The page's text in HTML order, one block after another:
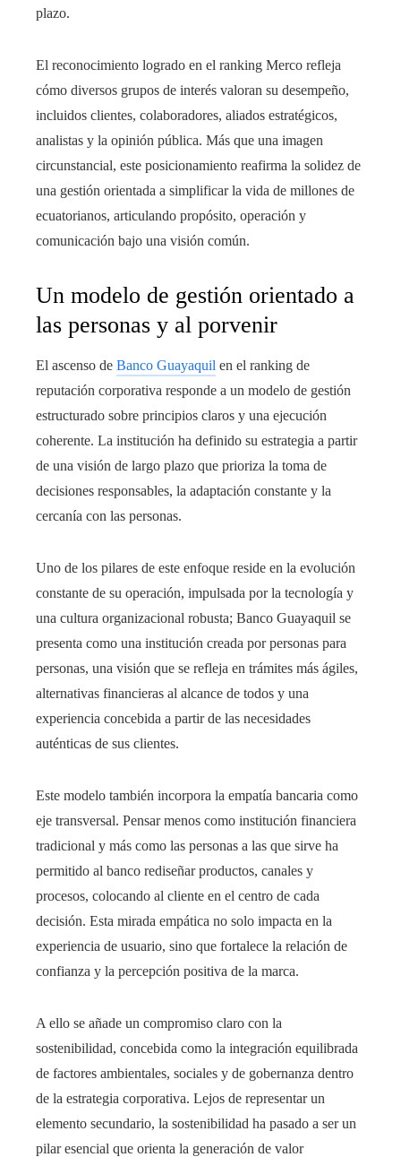
plazo.
El reconocimiento logrado en el ranking Merco refleja
cómo diversos grupos de interés valoran su desempeño,
incluidos clientes, colaboradores, aliados estratégicos,
analistas y la opinión pública. Más que una imagen
circunstancial, este posicionamiento reafirma la solidez de
una gestión orientada a simplificar la vida de millones de
ecuatorianos, articulando propósito, operación y
comunicación bajo una visión común.
Un modelo de gestión orientado a
las personas y al porvenir
El ascenso de Banco Guayaquil en el ranking de
reputación corporativa responde a un modelo de gestión
estructurado sobre principios claros y una ejecución
coherente. La institución ha definido su estrategia a partir
de una visión de largo plazo que prioriza la toma de
decisiones responsables, la adaptación constante y la
cercanía con las personas.
Uno de los pilares de este enfoque reside en la evolución
constante de su operación, impulsada por la tecnología y
una cultura organizacional robusta; Banco Guayaquil se
presenta como una institución creada por personas para
personas, una visión que se refleja en trámites más ágiles,
alternativas financieras al alcance de todos y una
experiencia concebida a partir de las necesidades
auténticas de sus clientes.
Este modelo también incorpora la empatía bancaria como
eje transversal. Pensar menos como institución financiera
tradicional y más como las personas a las que sirve ha
permitido al banco rediseñar productos, canales y
procesos, colocando al cliente en el centro de cada
decisión. Esta mirada empática no solo impacta en la
experiencia de usuario, sino que fortalece la relación de
confianza y la percepción positiva de la marca.
A ello se añade un compromiso claro con la
sostenibilidad, concebida como la integración equilibrada
de factores ambientales, sociales y de gobernanza dentro
de la estrategia corporativa. Lejos de representar un
elemento secundario, la sostenibilidad ha pasado a ser un
pilar esencial que orienta la generación de valor